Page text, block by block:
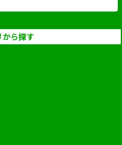
から探す